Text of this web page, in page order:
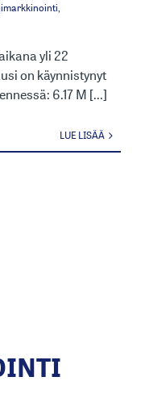
,
yli 22
on käynnistynyt
6.17 M [...]
LUE LISÄÄ